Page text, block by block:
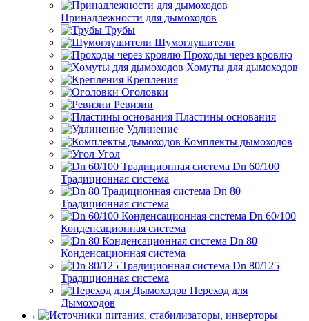
Принадлежности для дымоходов
Трубы
Шумоглушители
Проходы через кровлю
Хомуты для дымоходов
Крепления
Оголовки
Ревизии
Пластины основания
Удлинение
Комплекты дымоходов
Угол
Dn 60/100
Традиционная система
Dn 80
Традиционная система
Dn 60/100
Конденсационная система
Dn 80
Конденсационная система
Dn 80/125
Традиционная система
Переход для
Дымоходов